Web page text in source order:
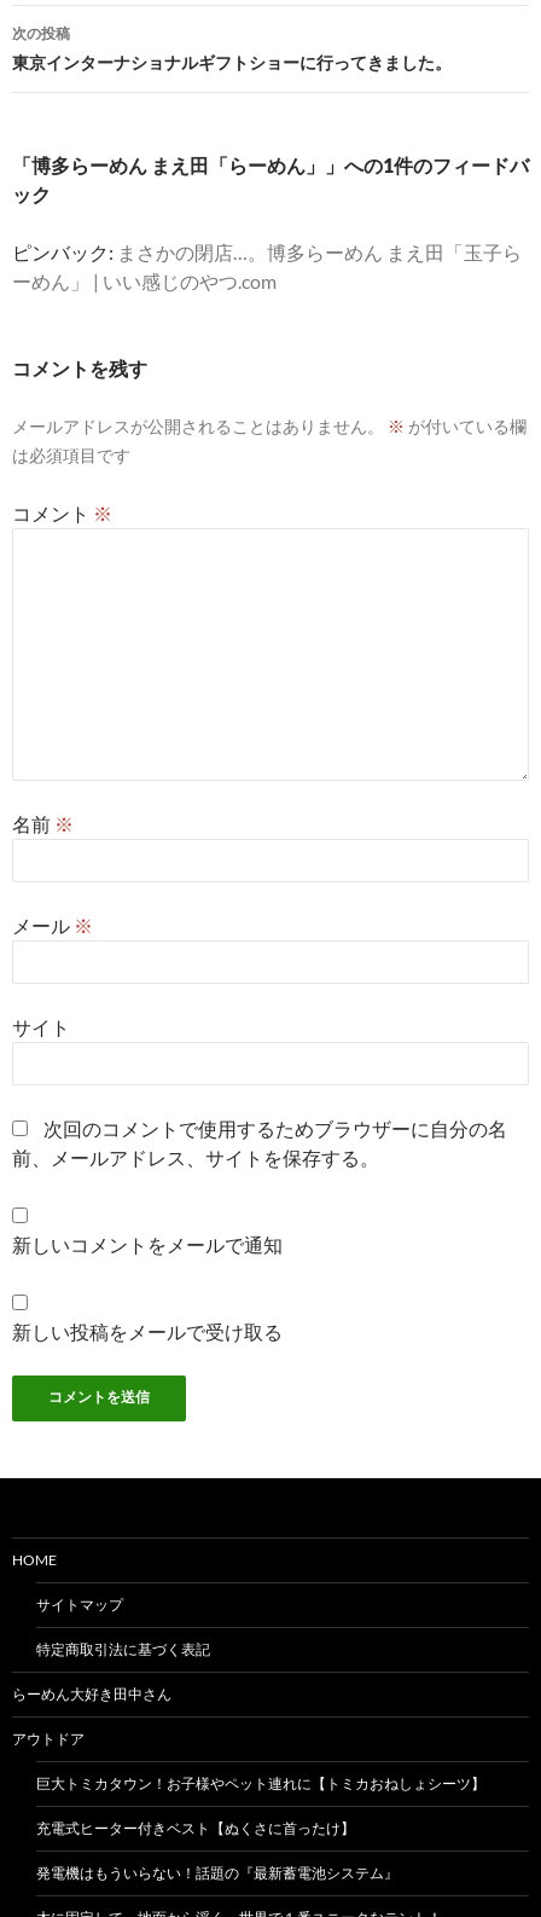
ナ
ビ
ゲ
ー
シ
ン
次の投稿
東京インターナショナルギフトショーに行ってきました。
「博多らーめん まえ田「らーめん」」への1件のフィードバ
ック
ピンバック: まさかの閉店…。博多らーめん まえ田「玉子ら
ーめん」 | いい感じのやつ.com
コメントを残す
メールアドレスが公開されることはありません。 ※ が付いている欄
は必須項目です
コメント ※
名前 ※
メール ※
サイト
次回のコメントで使用するためブラウザーに自分の名
前、メールアドレス、サイトを保存する。
新しいコメントをメールで通知
新しい投稿をメールで受け取る
HOME
サイトマップ
特定商取引法に基づく表記
らーめん大好き田中さん
アウトドア
巨大トミカタウン！お子様やペット連れに【トミカおねしょシーツ】
充電式ヒーター付きベスト【ぬくさに首ったけ】
発電機はもういらない！話題の『最新蓄電池システム』